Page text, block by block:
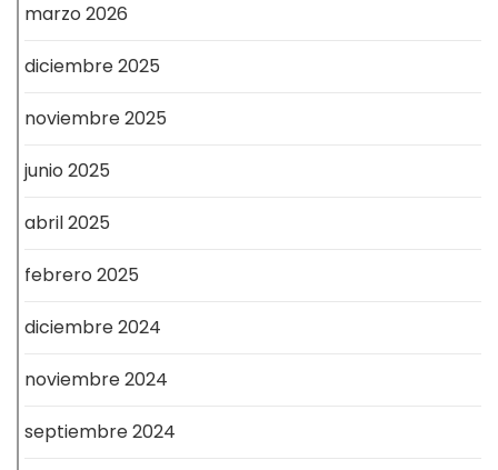
marzo 2026
diciembre 2025
noviembre 2025
junio 2025
abril 2025
febrero 2025
diciembre 2024
noviembre 2024
septiembre 2024